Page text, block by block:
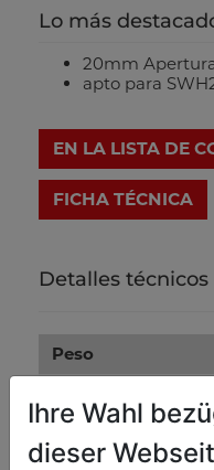
Lo más
20mm
apto para
EN LA LISTA DE
FICHA TÉCNICA
Detalles técnicos
Peso
Peso bruto kg
Ihre Wahl
dieser